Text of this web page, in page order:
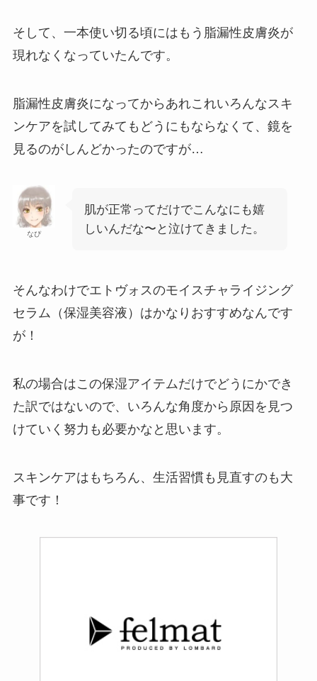
そして、一本使い切る頃にはもう脂漏性皮膚炎が
現れなくなっていたんです。
脂漏性皮膚炎になってからあれこれいろんなスキ
ンケアを試してみてもどうにもならなくて、鏡を
見るのがしんどかったのですが…
なぴ
肌が正常ってだけでこんなにも嬉
しいんだな〜と泣けてきました。
そんなわけでエトヴォスのモイスチャライジング
セラム（保湿美容液）はかなりおすすめなんです
が！
私の場合はこの保湿アイテムだけでどうにかでき
た訳ではないので、いろんな角度から原因を見つ
けていく努力も必要かなと思います。
スキンケアはもちろん、生活習慣も見直すのも大
事です！